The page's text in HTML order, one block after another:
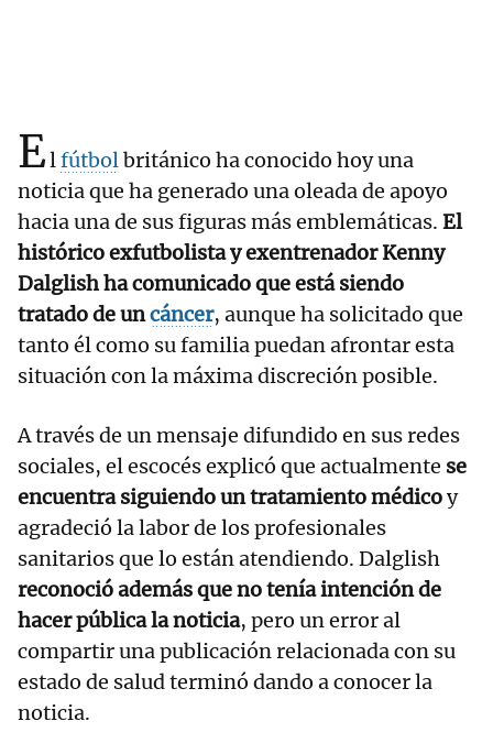
Elfútbolbritánico ha conocido hoy una
noticia que ha generado una oleada de apoyo
hacia una de sus figuras más emblemáticas. El
histórico exfutbolista y exentrenador Kenny
Dalglish ha comunicado que está siendo
tratado de uncáncer, aunque ha solicitado que
tanto él como su familia puedan afrontar esta
situación con la máxima discreción posible.
A través de un mensaje difundido en sus redes
sociales, el escocés explicó que actualmente se
encuentra siguiendo un tratamiento médicoy
agradeció la labor de los profesionales
sanitarios que lo están atendiendo. Dalglish
reconoció además que no tenía intención de
hacer pública la noticia, pero un error al
compartir una publicación relacionada con su
estado de salud terminó dando a conocer la
noticia.